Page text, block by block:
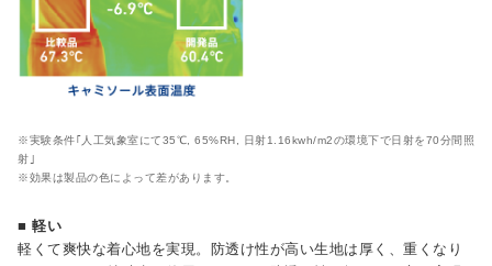
※実験条件｢人工気象室にて35℃, 65%RH, 日射1.16kwh/m2の環境下で日射を70分間照
射｣
※効果は製品の色によって差があります。
■ 軽い
軽くて爽快な着心地を実現。防透け性が高い生地は厚く、重くなり